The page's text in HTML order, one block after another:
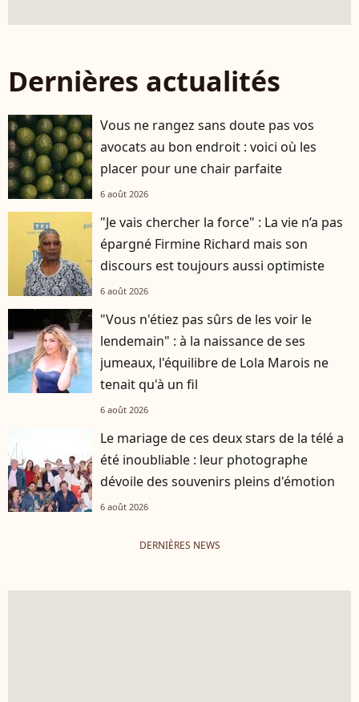
Dernières actualités
Vous ne rangez sans doute pas vos
avocats au bon endroit : voici où les
placer pour une chair parfaite
6 août 2026
"Je vais chercher la force" : La vie n’a pas
épargné Firmine Richard mais son
discours est toujours aussi optimiste
6 août 2026
"Vous n'étiez pas sûrs de les voir le
lendemain" : à la naissance de ses
jumeaux, l'équilibre de Lola Marois ne
tenait qu'à un fil
6 août 2026
Le mariage de ces deux stars de la télé a
été inoubliable : leur photographe
dévoile des souvenirs pleins d'émotion
6 août 2026
DERNIÈRES NEWS